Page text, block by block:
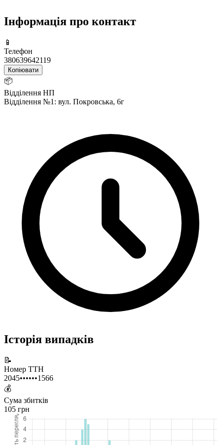
Інформація про контакт
📱
Телефон
380639642119
Копіювати
📦
Відділення НП
Відділення №1: вул. Покровська, 6г
Історія випадків
📝
Номер ТТН
2045••••••1566
💰
Сума збитків
105 грн